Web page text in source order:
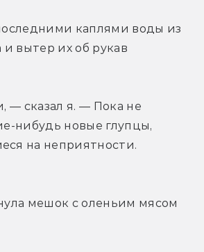
каплями воды из
и вытер их об рукав
— сказал я. — Пока не
нибудь новые глупцы,
на неприятности.
мешок с оленьим мясом